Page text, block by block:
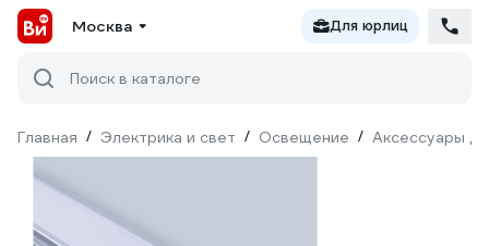
Москва Для юрлиц
Поиск в каталоге
Главная / Электрика и свет / Освещение / Аксессуары